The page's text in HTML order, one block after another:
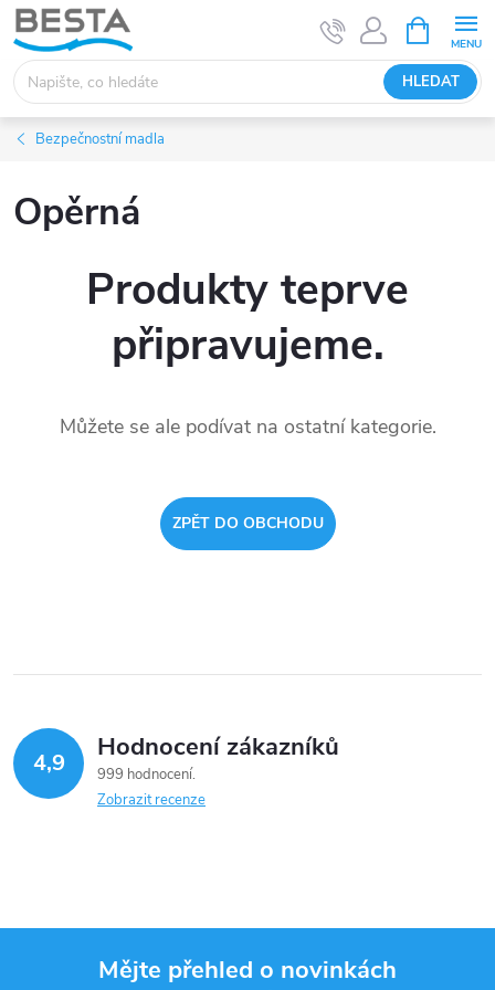
Přejít
na
obsah
HLEDAT
NÁKUPNÍ
KOŠÍK
Bezpečnostní madla
Opěrná
Produkty teprve
připravujeme.
Můžete se ale podívat na ostatní kategorie.
ZPĚT DO OBCHODU
4,9 Hodnocení zákazníků
999 hodnocení
Zobrazit recenze
Mějte přehled o novinkách